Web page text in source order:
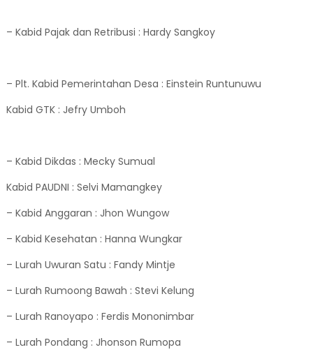
– Kabid Pajak dan Retribusi : Hardy Sangkoy
– Plt. Kabid Pemerintahan Desa : Einstein Runtunuwu
Kabid GTK : Jefry Umboh
– Kabid Dikdas : Mecky Sumual
Kabid PAUDNI : Selvi Mamangkey
– Kabid Anggaran : Jhon Wungow
– Kabid Kesehatan : Hanna Wungkar
– Lurah Uwuran Satu : Fandy Mintje
– Lurah Rumoong Bawah : Stevi Kelung
– Lurah Ranoyapo : Ferdis Mononimbar
– Lurah Pondang : Jhonson Rumopa